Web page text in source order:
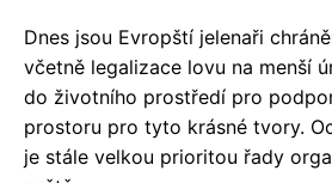
Dnes jsou Evropští jelenaři
včetně legalizace lovu na menší
do životního prostředí pro
prostoru pro tyto krásné tvory.
je stále velkou prioritou řady